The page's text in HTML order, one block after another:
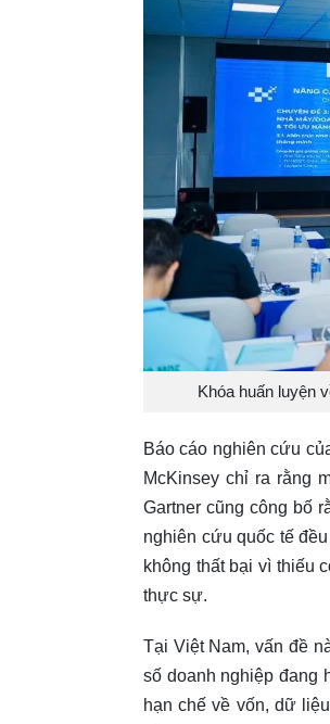
Khóa huấn luyện
Báo cáo nghiên cứu
McKinsey chỉ ra rằng
Gartner cũng công bố
nghiên cứu quốc tế
không thất bại vì thiếu
thực sự.
Tại Việt Nam, vấn đề
số doanh nghiệp đang
hạn chế về vốn, dữ